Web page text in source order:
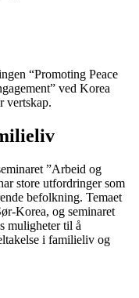
“Promoting Peace
ved Korea
vertskap.
”Arbeid og
store utfordringer som
befolkning. Temaet
Korea, og seminaret
muligheter til å
i familieliv og